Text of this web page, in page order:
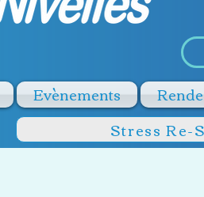
Evènements
Stress Re-